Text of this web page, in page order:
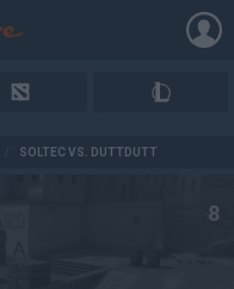
SOLTEC VS. DUTTDUTT
8